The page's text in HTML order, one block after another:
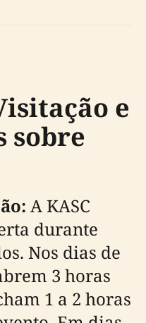
e
sobre
A KASC
durante
Nos dias de
3 horas
1 a 2 horas